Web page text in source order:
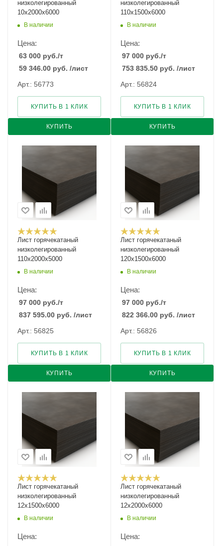
низколегированный
10х2000х6000
В наличии
Цена:
63 000 руб./т
59 346.00 руб. /лист
Арт.: 56773
КУПИТЬ
КУПИТЬ В 1 КЛИК
низколегированный
110х1500х6000
В наличии
Цена:
97 000 руб./т
753 835.50 руб. /лист
Арт.: 56824
КУПИТЬ
КУПИТЬ В 1 КЛИК
Лист горячекатаный
низколегированный
110х2000х5000
В наличии
Цена:
97 000 руб./т
837 595.00 руб. /лист
Арт.: 56825
КУПИТЬ
КУПИТЬ В 1 КЛИК
Лист горячекатаный
низколегированный
120х1500х6000
В наличии
Цена:
97 000 руб./т
822 366.00 руб. /лист
Арт.: 56826
КУПИТЬ
КУПИТЬ В 1 КЛИК
Лист горячекатаный
низколегированный
12х1500х6000
В наличии
Цена:
Лист горячекатаный
низколегированный
12х2000х6000
В наличии
Цена: